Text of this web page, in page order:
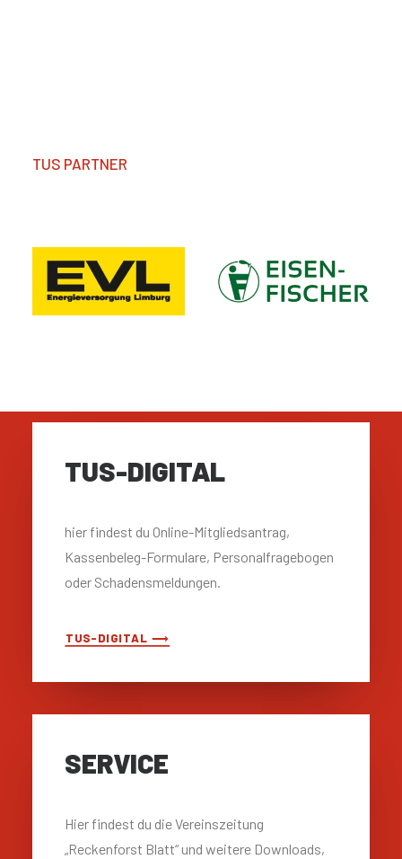
TUS PARTNER
TUS-DIGITAL
hier findest du Online-Mitgliedsantrag,
Kassenbeleg-Formulare, Personalfragebogen
oder Schadensmeldungen.
TUS-DIGITAL ⟶
SERVICE
Hier findest du die Vereinszeitung
„Reckenforst Blatt“ und weitere Downloads,